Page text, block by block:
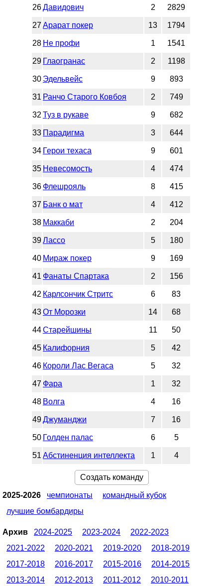
26Давидович 2 2829
27 Арарат покер 13 1794
28 Не профи 1 1541
29 Глаогранас 2 1198
30 Эдельвейс 9 893
31 Ранчо Старого Ковбоя 2 749
32 Туз в рукаве 9 682
33 Парадигма 3 644
34 Герои техаса 9 601
35 Невесомость 4 474
36 Флешрояль 8 415
37 Банк о мат 4 412
38 Маккаби 2 204
39Лассо 5 180
40 Мираж покер 9 169
41 Фанаты Спартака 2 156
42 Карлсончик Стритс 6 83
43От Морозки 14 68
44Старейшины 11 50
45 Калифорния 5 42
46 Короли Лас Вегаса 5 32
47 Фара 1 32
48 Волга 4 16
49Джуманджи 7 16
50 Голден палас 6 5
51 Абстиненция интеллекта 1 4
Создать команду
2025-2026 чемпионаты
командный кубок
лучшие бомбардиры
Архив 2024-2025 2023-2024
2022-2023
2021-2022
2020-2021 2019-2020
2018-2019
2017-2018
2016-2017 2015-2016
2014-2015
2013-2014
2012-2013 2011-2012 2010-2011